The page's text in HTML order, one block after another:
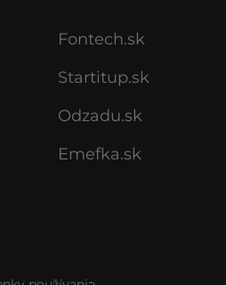
Fontech.sk
Startitup.sk
Odzadu.sk
Emefka.sk